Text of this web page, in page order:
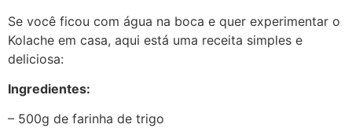
Se você ficou com água na boca e quer experimentar o
Kolache em casa, aqui está uma receita simples e
deliciosa:
Ingredientes:
– 500g de farinha de trigo